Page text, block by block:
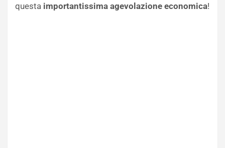
questa importantissima agevolazione economica!